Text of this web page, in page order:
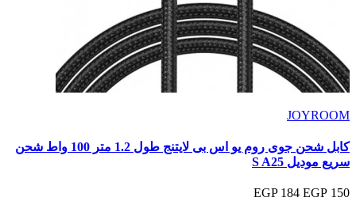
JOYROOM
كابل شحن جوى روم يو اس بى لايتنج طول 1.2 متر 100 واط شحن
سريع موديل S A25
150 EGP
184 EGP